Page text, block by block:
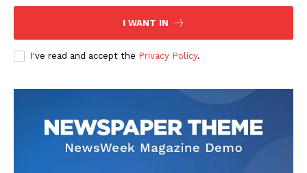
I WANT IN
I've read and accept the Privacy Policy.